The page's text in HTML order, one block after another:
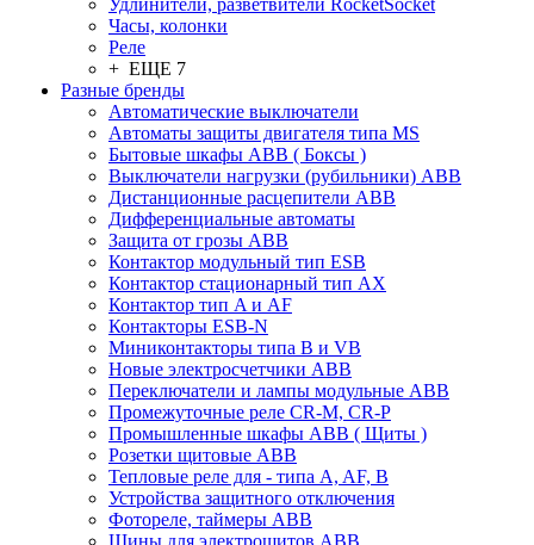
Удлинители, разветвители RocketSocket
Часы, колонки
Реле
+ ЕЩЕ 7
Разные бренды
Автоматические выключатели
Автоматы защиты двигателя типа MS
Бытовые шкафы ABB ( Боксы )
Выключатели нагрузки (рубильники) ABB
Дистанционные расцепители ABB
Дифференциальные автоматы
Защита от грозы ABB
Контактор модульный тип ESB
Контактор стационарный тип AX
Контактор тип A и AF
Контакторы ESB-N
Миниконтакторы типа B и VB
Новые электросчетчики ABB
Переключатели и лампы модульные ABB
Промежуточные реле CR-M, CR-P
Промышленные шкафы ABB ( Щиты )
Розетки щитовые ABB
Тепловые реле для - типа A, AF, B
Устройства защитного отключения
Фотореле, таймеры ABB
Шины для электрощитов АВВ